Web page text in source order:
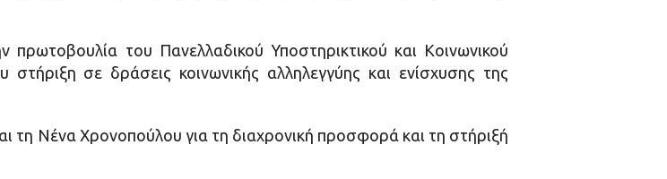
πρωτοβουλία του Πανελλαδικού Υποστηρικτικού και Κοινωνικού
σε δράσεις κοινωνικής αλληλεγγύης και ενίσχυσης της
τη Νένα Χρονοπούλου για τη διαχρονική προσφορά και τη στήριξή